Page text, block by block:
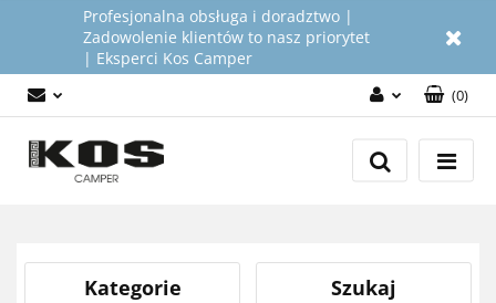
Profesjonalna obsługa i doradztwo |
Zadowolenie klientów to nasz priorytet
| Eksperci Kos Camper
Zaloguj się
Załóż konto
(0)
Kategorie Szukaj